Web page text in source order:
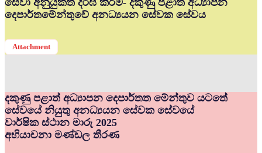
සේවා අනුයුක්ත දීර්ඝ කිරිම- දකුණු පළාත් අධ්‍යාපන
දෙපාර්තමේන්තුවේ අනධ්‍යයන සේවක සේවය
Attachment
දකුණු පළාත් අධ්‍යාපන දෙපාර්තත මේන්තුව යටතේ
සේවයේ නියුතු අනධ්‍යයන සේවක සේවයේ
වාර්ෂික ස්ථාන මාරු 2025
අභියාචනා මණ්ඩල තීරණ